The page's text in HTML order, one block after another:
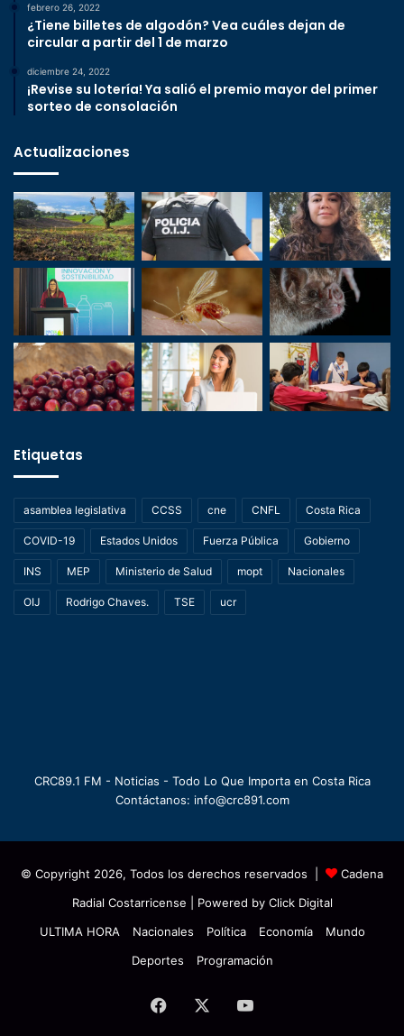
febrero 26, 2022
¿Tiene billetes de algodón? Vea cuáles dejan de
circular a partir del 1 de marzo
diciembre 24, 2022
¡Revise su lotería! Ya salió el premio mayor del primer
sorteo de consolación
Actualizaciones
Etiquetas
asamblea legislativa CCSS cne CNFL Costa Rica
COVID-19 Estados Unidos Fuerza Pública Gobierno
INS MEP Ministerio de Salud mopt Nacionales
OIJ Rodrigo Chaves. TSE ucr
CRC89.1 FM - Noticias - Todo Lo Que Importa en Costa Rica
Contáctanos: info@crc891.com
© Copyright 2026, Todos los derechos reservados |
Cadena
Radial Costarricense | Powered by Click Digital
ULTIMA HORA
Nacionales Política Economía
Mundo
Deportes
Programación
Facebook